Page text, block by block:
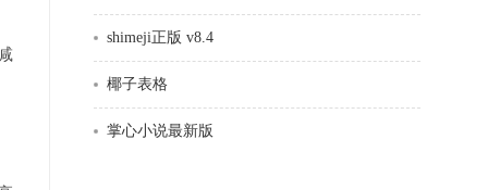
shimeji正版 v8.4
椰子表格
掌心小说最新版